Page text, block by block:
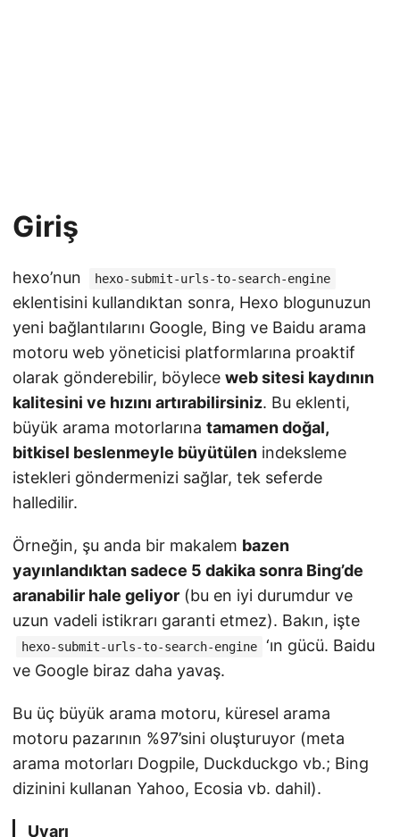
Giriş
hexo’nun hexo-submit-urls-to-search-engine
eklentisini kullandıktan sonra, Hexo blogunuzun
yeni bağlantılarını Google, Bing ve Baidu arama
motoru web yöneticisi platformlarına proaktif
olarak gönderebilir, böylece web sitesi kaydının
kalitesini ve hızını artırabilirsiniz. Bu eklenti,
büyük arama motorlarına tamamen doğal,
bitkisel beslenmeyle büyütülen indeksleme
istekleri göndermenizi sağlar, tek seferde
halledilir.
Örneğin, şu anda bir makalem bazen
yayınlandıktan sadece 5 dakika sonra Bing’de
aranabilir hale geliyor (bu en iyi durumdur ve
uzun vadeli istikrarı garanti etmez). Bakın, işte
hexo-submit-urls-to-search-engine
‘ın gücü. Baidu
ve Google biraz daha yavaş.
Bu üç büyük arama motoru, küresel arama
motoru pazarının %97’sini oluşturuyor (meta
arama motorları Dogpile, Duckduckgo vb.; Bing
dizinini kullanan Yahoo, Ecosia vb. dahil).
Uyarı